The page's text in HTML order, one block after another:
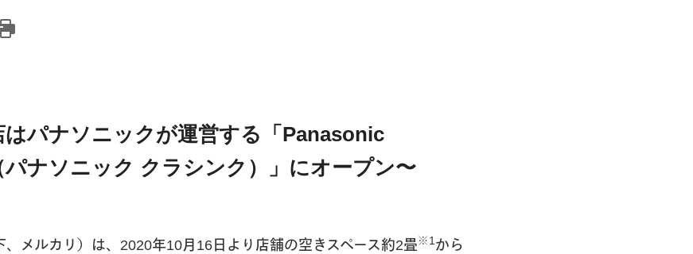
はパナソニックが運営する「Panasonic
ナソニック クラシンク）」にオープン〜
メルカリ）は、2020年10月16日より店舗の空きスペース約2畳 ※1から